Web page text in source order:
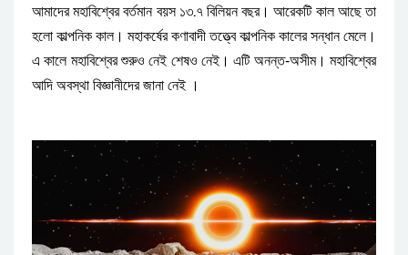
আমাদের মহাবিশ্বের বর্তমান বয়স ১৩.৭ বিলিয়ন বছর। আরেকটি কাল আছে তা
হলো কাল্পনিক কাল। মহাকর্ষের কণাবাদী তত্ত্বে কাল্পনিক কালের সন্ধান মেলে।
এ কালে মহাবিশ্বের শুরুও নেই শেষও নেই । এটি অনন্ত-অসীম। মহাবিশ্বের
আদি অবস্থা বিজ্ঞানীদের জানা নেই ।